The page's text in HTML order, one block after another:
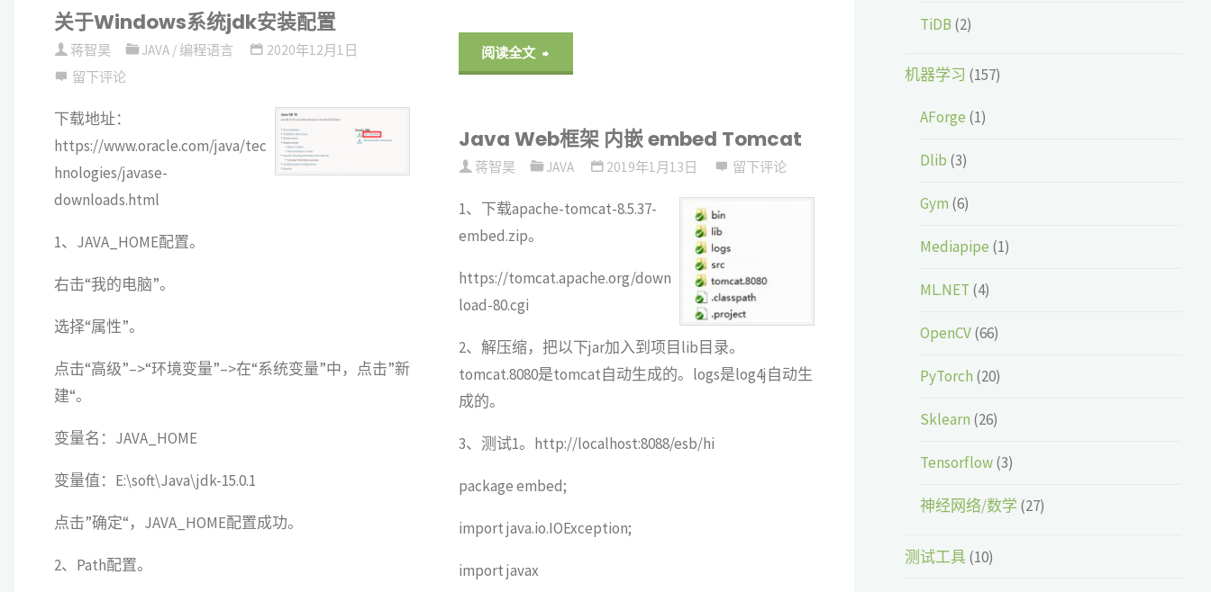
添
插
件
（eclipse
tomcat
阅读全文
jdk
jre
决
关于Windows系统jdk安装配置
蒋智昊 JAVA / 编程语言
2020年12月1日
留下评论
下载地址：
https://www.oracle.com/java/tec
hnologies/javase-
downloads.html
1、JAVA_HOME配置。
右击“我的电脑”。
选择“属性”。
点击“高级”–>“环境变量”–>在“系统变量”中，点击”新
建“。
变量名：JAVA_HOME
变量值：E:\soft\Java\jdk-15.0.1
点击”确定“，JAVA_HOME配置成功。
2、Path配置。
Java Web框架 内嵌 embed Tomcat
蒋智昊 JAVA 2019年1月13日 留下评论
1、下载apache-tomcat-8.5.37-
embed.zip。
https://tomcat.apache.org/down
load-80.cgi
2、解压缩，把以下jar加入到项目lib目录。
tomcat.8080是tomcat自动生成的。logs是log4j自动生
成的。
3、测试1。http://localhost:8088/esb/hi
package embed;
import java.io.IOException;
import javax
TiDB (2)
机器学习 (157)
AForge (1)
Dlib (3)
Gym (6)
Mediapipe (1)
ML.NET (4)
OpenCV(66)
PyTorch (20)
Sklearn (26)
Tensorflow(3)
神经网络/数学 (27)
测试工具(10)